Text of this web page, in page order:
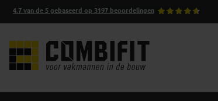
Ga naar de hoofdnavigatie
4.7 van de 5 gebaseerd op 3197 beoordelingen